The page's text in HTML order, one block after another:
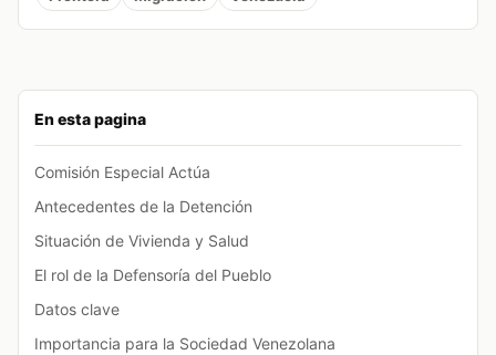
En esta pagina
Comisión Especial Actúa
Antecedentes de la Detención
Situación de Vivienda y Salud
El rol de la Defensoría del Pueblo
Datos clave
Importancia para la Sociedad Venezolana